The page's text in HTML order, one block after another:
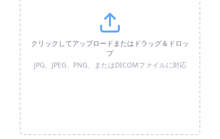
クリックしてアップロードまたはドラッグ＆ドロッ
プ
JPG、JPEG、PNG、またはDICOMファイルに対応